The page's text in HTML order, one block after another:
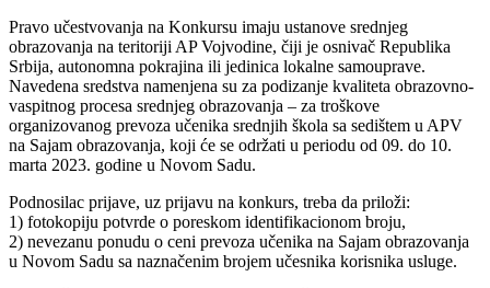
Pravo učestvovanja na Konkursu imaju ustanove srednjeg
obrazovanja na teritoriji AP Vojvodine, čiji je osnivač Republika
Srbija, autonomna pokrajina ili jedinica lokalne samouprave.
Navedena sredstva namenjena su za podizanje kvaliteta obrazovno-
vaspitnog procesa srednjeg obrazovanja – za troškove
organizovanog prevoza učenika srednjih škola sa sedištem u APV
na Sajam obrazovanja, koji će se održati u periodu od 09. do 10.
marta 2023. godine u Novom Sadu.
Podnosilac prijave, uz prijavu na konkurs, treba da priloži:
1) fotokopiju potvrde o poreskom identifikacionom broju,
2) nevezanu ponudu o ceni prevoza učenika na Sajam obrazovanja
u Novom Sadu sa naznačenim brojem učesnika korisnika usluge.